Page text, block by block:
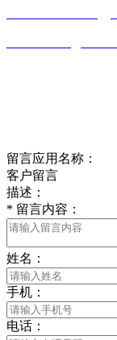
留言应用名称：
客户留言
描述：
* 留言内容：
姓名：
手机：
电话：